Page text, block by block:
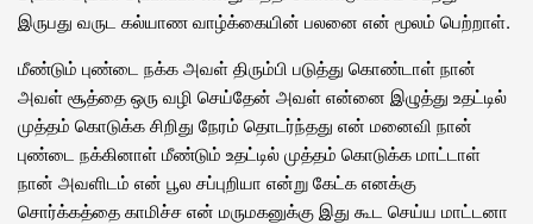
இருபது வருட கல்யாண வாழ்க்கையின் பலனை என் மூலம் பெற்றாள்.
மீண்டும் புண்டை நக்க அவள் திரும்பி படுத்து கொண்டாள் நான்
அவள் சூத்தை ஒரு வழி செய்தேன் அவள் என்னை இழுத்து உதட்டில்
முத்தம் கொடுக்க சிறிது நேரம் தொடர்ந்தது என் மனைவி நான்
புண்டை நக்கினாள் மீண்டும் உதட்டில் முத்தம் கொடுக்க மாட்டாள்
நான் அவளிடம் என் பூல சப்புறியா என்று கேட்க எனக்கு
சொர்க்கத்தை காமிச்ச என் மருமகனுக்கு இது கூட செய்ய மாட்டனா